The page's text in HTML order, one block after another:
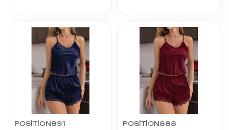
POSİTİON891 POSİTİON888